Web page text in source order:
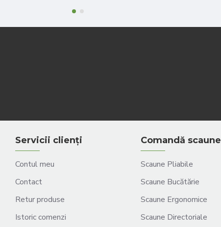
Servicii clienți
Contul meu
Contact
Retur produse
Istoric comenzi
Comandă scaune
Scaune Pliabile
Scaune Bucătărie
Scaune Ergonomice
Scaune Directoriale